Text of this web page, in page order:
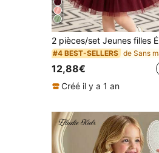
#4 BEST-SELLERS
12,88€
Créé il y a 1 an